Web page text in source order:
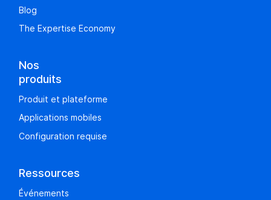
Blog
The Expertise Economy
Nos
produits
Produit et plateforme
Applications mobiles
Configuration requise
Ressources
Événements